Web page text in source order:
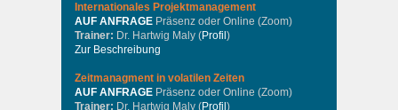
Internationales Projektmanagement
AUF ANFRAGE Präsenz oder Online (Zoom)
Trainer: Dr. Hartwig Maly (Profil )
Zur Beschreibung
Zeitmanagment in volatilen Zeiten
AUF ANFRAGE Präsenz oder Online (Zoom)
Trainer: Dr. Hartwig Maly (Profil )